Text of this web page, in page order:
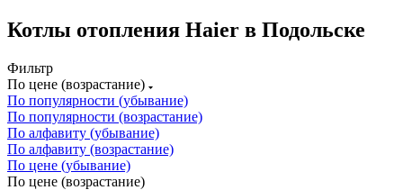
Котлы отопления Haier в Подольске
Фильтр
По цене (возрастание)
По популярности (убывание)
По популярности (возрастание)
По алфавиту (убывание)
По алфавиту (возрастание)
По цене (убывание)
По цене (возрастание)